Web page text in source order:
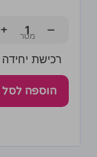
−
+
רכישת יחידה
הוספה לסל